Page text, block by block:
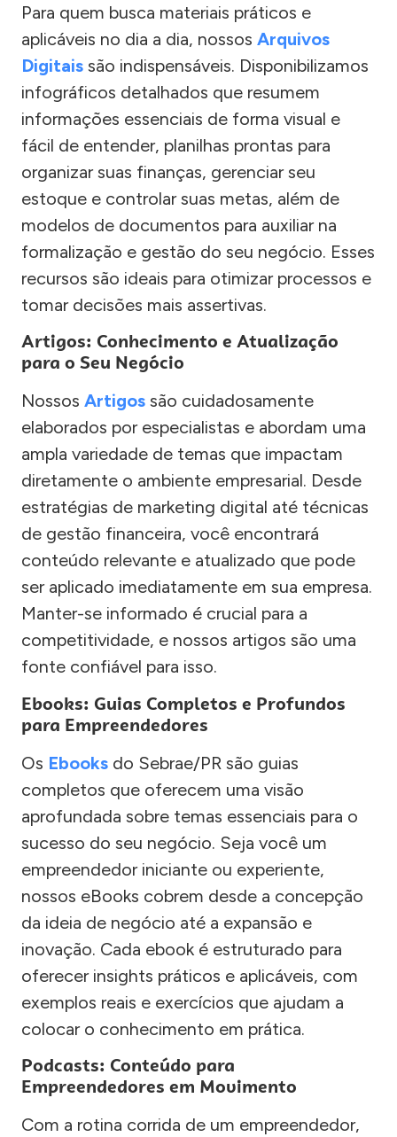
Para quem busca materiais práticos e
aplicáveis no dia a dia, nossos Arquivos
Digitais são indispensáveis. Disponibilizamos
infográficos detalhados que resumem
informações essenciais de forma visual e
fácil de entender, planilhas prontas para
organizar suas finanças, gerenciar seu
estoque e controlar suas metas, além de
modelos de documentos para auxiliar na
formalização e gestão do seu negócio. Esses
recursos são ideais para otimizar processos e
tomar decisões mais assertivas.
Artigos: Conhecimento e Atualização
para o Seu Negócio
Nossos Artigos são cuidadosamente
elaborados por especialistas e abordam uma
ampla variedade de temas que impactam
diretamente o ambiente empresarial. Desde
estratégias de marketing digital até técnicas
de gestão financeira, você encontrará
conteúdo relevante e atualizado que pode
ser aplicado imediatamente em sua empresa.
Manter-se informado é crucial para a
competitividade, e nossos artigos são uma
fonte confiável para isso.
Ebooks: Guias Completos e Profundos
para Empreendedores
Os Ebooks do Sebrae/PR são guias
completos que oferecem uma visão
aprofundada sobre temas essenciais para o
sucesso do seu negócio. Seja você um
empreendedor iniciante ou experiente,
nossos eBooks cobrem desde a concepção
da ideia de negócio até a expansão e
inovação. Cada ebook é estruturado para
oferecer insights práticos e aplicáveis, com
exemplos reais e exercícios que ajudam a
colocar o conhecimento em prática.
Podcasts: Conteúdo para
Empreendedores em Movimento
Com a rotina corrida de um empreendedor,